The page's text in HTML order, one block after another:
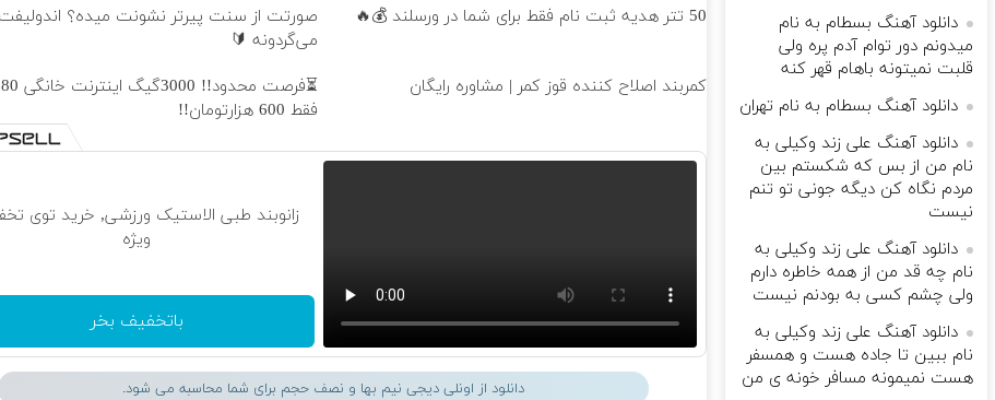
50 تتر هدیه ثبت نام فقط برای شما در ورسلند 💰🔥
صورتت از سنت پیرتر نشونت میده؟
می‌گردونه 🔰
کمربند اصلاح کننده قوز کمر | مشاوره رایگان
فقط 600 هزارتومان!!
زانوبند طبی الاستیک ورزشی, خرید توی
ویژه
باتخفیف بخر
دانلود از اونلی دیجی نیم بها و نصف حجم برای شما محاسبه می شود.
دانلود آهنگ بسطام به نام
میدونم دور توام آدم پره ولی
قلبت نمیتونه باهام قهر کنه
دانلود آهنگ بسطام به نام تهران
دانلود آهنگ علی زند وکیلی به
نام من از بس كه شكستم بین
مردم نگاه كن دیگه جونى تو تنم
نیست
دانلود آهنگ علی زند وکیلی به
نام چه قد من از همه خاطره دارم
ولی چشم كسی به بودنم نیست
دانلود آهنگ علی زند وکیلی به
نام ببین تا جاده هست و همسفر
هست نمیمونه مسافر خونه ی من